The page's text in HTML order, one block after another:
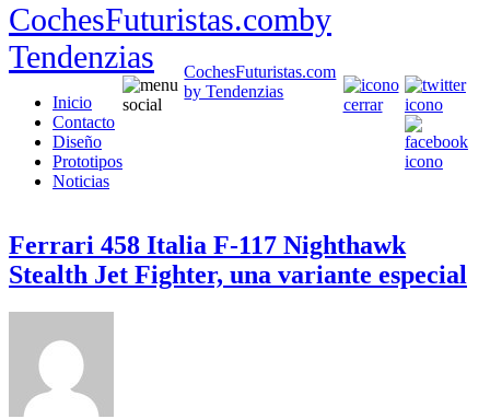
CochesFuturistas.comby
Tendenzias
Inicio
Contacto
Diseño
Prototipos
Noticias
CochesFuturistas.com
by Tendenzias
Ferrari 458 Italia F-117 Nighthawk
Stealth Jet Fighter, una variante especial